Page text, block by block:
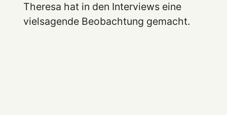
Theresa hat in den Interviews eine
vielsagende Beobachtung gemacht.